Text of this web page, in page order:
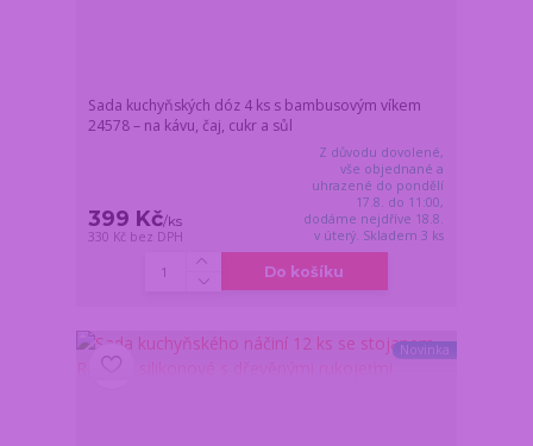
Sada kuchyňských dóz 4 ks s bambusovým víkem
24578 – na kávu, čaj, cukr a sůl
399 Kč/ks
330 Kč bez DPH
Z důvodu dovolené,
vše objednané a
uhrazené do pondělí
17.8. do 11:00,
dodáme nejdříve 18.8.
v úterý. Skladem 3 ks
Do košíku
Novinka